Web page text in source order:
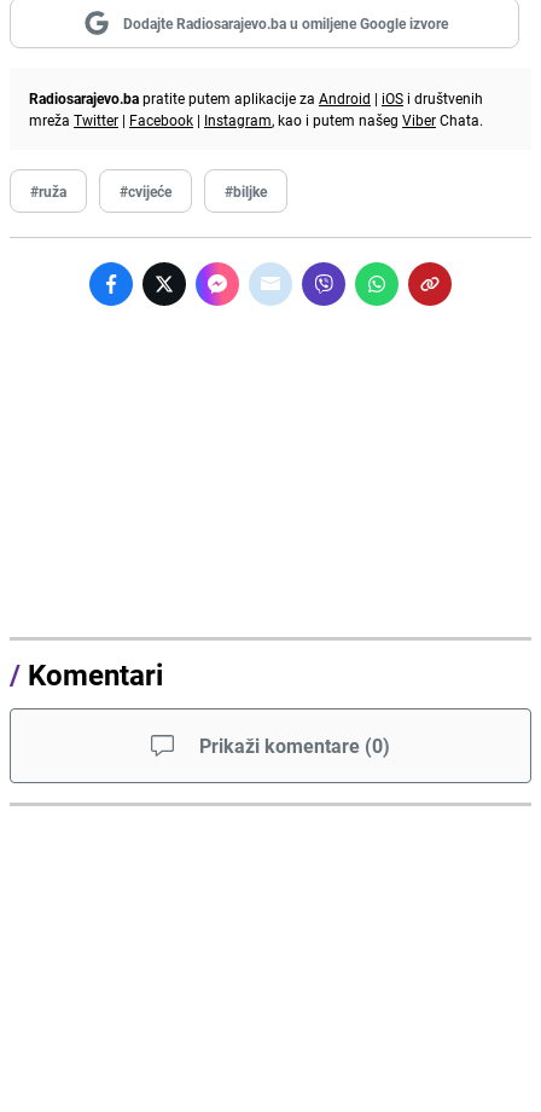
Dodajte Radiosarajevo.ba u omiljene Google izvore
Radiosarajevo.bapratite putem aplikacije za Android | iOS i društvenih
mreža Twitter | Facebook | Instagram, kao i putem našeg ViberChata.
#ruža #cvijeće #biljke
/ Komentari
Prikaži komentare (0)